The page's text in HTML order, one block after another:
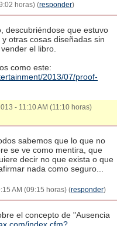
horas) (responder)
descubriéndose que estuvo
otras cosas diseñadas sin
el libro.
como este:
2013/07/proof-
- 11:10 AM (11:10 horas)
sabemos que lo que no
se ve como mentira, que
decir no que exista o que
nada como seguro...
AM (09:15 horas) (responder)
el concepto de "Ausencia